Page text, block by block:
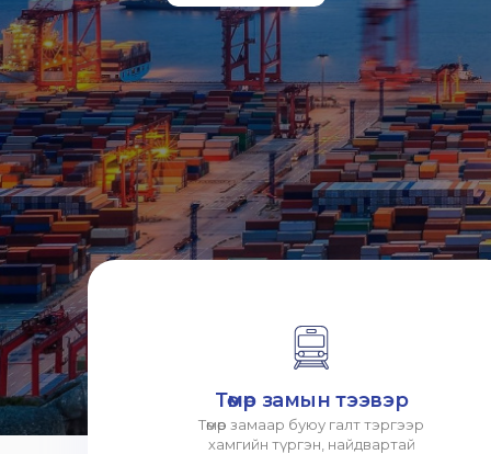
Төмөр замын тээвэр
Төмөр замаар буюу галт тэргээр
хамгийн түргэн, найдвартай